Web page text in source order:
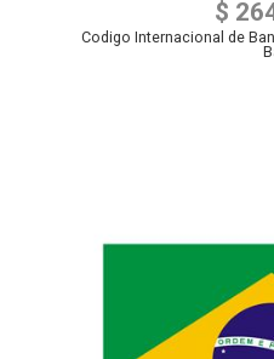
$
Codigo Internacional de